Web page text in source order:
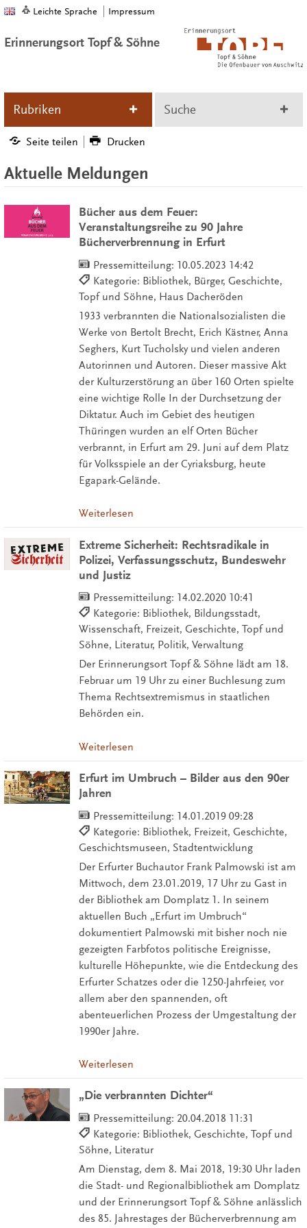
Leichte Sprache Impressum
Erinnerungsort Topf & Söhne
Rubriken Suche
Seite teilen Drucken
Aktuelle Meldungen
Bücher aus dem Feuer:
Veranstaltungsreihe zu 90 Jahre
Bücherverbrennung in Erfurt
Pressemitteilung: 10.05.2023 14:42
Kategorie: Bibliothek, Bürger, Geschichte,
Topf und Söhne, Haus Dacheröden
1933 verbrannten die Nationalsozialisten die
Werke von Bertolt Brecht, Erich Kästner, Anna
Seghers, Kurt Tucholsky und vielen anderen
Autorinnen und Autoren. Dieser massive Akt
der Kulturzerstörung an über 160 Orten spielte
eine wichtige Rolle In der Durchsetzung der
Diktatur. Auch im Gebiet des heutigen
Thüringen wurden an elf Orten Bücher
verbrannt, in Erfurt am 29. Juni auf dem Platz
für Volksspiele an der Cyriaksburg, heute
Egapark-Gelände.
Weiterlesen
Extreme Sicherheit: Rechtsradikale in
Polizei, Verfassungsschutz, Bundeswehr
und Justiz
Pressemitteilung: 14.02.2020 10:41
Kategorie: Bibliothek, Bildungsstadt,
Wissenschaft, Freizeit, Geschichte, Topf und
Söhne, Literatur, Politik, Verwaltung
Der Erinnerungsort Topf & Söhne lädt am 18.
Februar um 19 Uhr zu einer Buchlesung zum
Thema Rechtsextremismus in staatlichen
Behörden ein.
Weiterlesen
Erfurt im Umbruch – Bilder aus den 90er
Jahren
Pressemitteilung: 14.01.2019 09:28
Kategorie: Bibliothek, Freizeit, Geschichte,
Geschichtsmuseen, Stadtentwicklung
Der Erfurter Buchautor Frank Palmowski ist am
Mittwoch, dem 23.01.2019, 17 Uhr zu Gast in
der Bibliothek am Domplatz 1. In seinem
aktuellen Buch „Erfurt im Umbruch“
dokumentiert Palmowski mit bisher noch nie
gezeigten Farbfotos politische Ereignisse,
kulturelle Höhepunkte, wie die Entdeckung des
Erfurter Schatzes oder die 1250-Jahrfeier, vor
allem aber den spannenden, oft
abenteuerlichen Prozess der Umgestaltung der
1990er Jahre.
Weiterlesen
„Die verbrannten Dichter“
Pressemitteilung: 20.04.2018 11:31
Kategorie: Bibliothek, Geschichte, Topf und
Söhne, Literatur
Am Dienstag, dem 8. Mai 2018, 19:30 Uhr laden
die Stadt- und Regionalbibliothek am Domplatz
und der Erinnerungsort Topf & Söhne anlässlich
des 85. Jahrestages der Bücherverbrennung am